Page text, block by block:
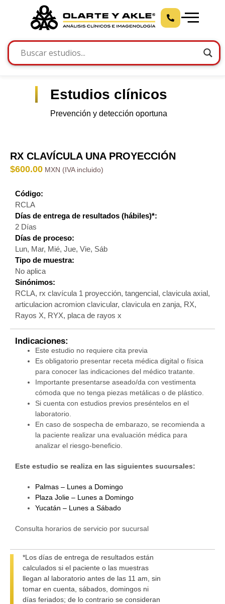
Estudios clínicos
Prevención y detección oportuna
RX CLAVÍCULA UNA PROYECCIÓN
$600.00
Código:
RCLA
Días de entrega de resultados (hábiles)*:
2 Días
Días de proceso:
Lun, Mar, Mié, Jue, Vie, Sáb
Tipo de muestra:
No aplica
Sinónimos:
RCLA, rx clavícula 1 proyección, tangencial, clavicula axial,
articulacion acromion clavicular, clavicula en zanja, RX,
Rayos X, RYX, placa de rayos x
Indicaciones:
Este estudio no requiere cita previa
Es obligatorio presentar receta médica digital o física
para conocer las indicaciones del médico tratante.
Importante presentarse aseado/da con vestimenta
cómoda que no tenga piezas metálicas o de plástico.
Si cuenta con estudios previos preséntelos en el
laboratorio.
En caso de sospecha de embarazo, se recomienda a
la paciente realizar una evaluación médica para
analizar el riesgo-beneficio.
Este estudio se realiza en las siguientes sucursales:
Palmas – Lunes a Domingo
Plaza Jolie – Lunes a Domingo
Yucatán – Lunes a Sábado
Consulta horarios de servicio por sucursal
*Los días de entrega de resultados están
calculados si el paciente o las muestras
llegan al laboratorio antes de las 11 am, sin
tomar en cuenta, sábados, domingos ni
días feriados; de lo contrario se consideran